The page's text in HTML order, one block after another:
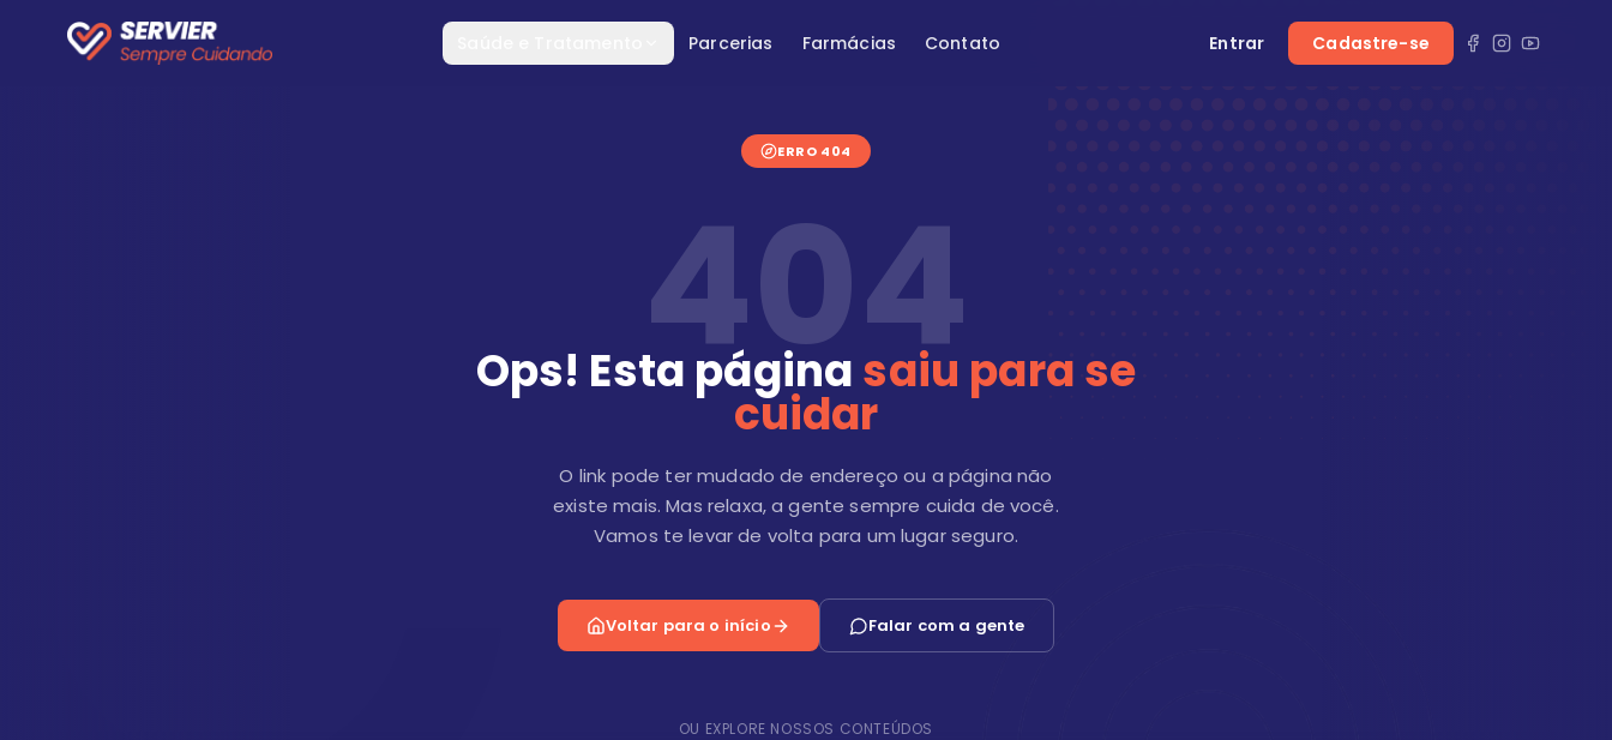
Parcerias Farmácias Contato Entrar Cadastre-se
ERRO 404
404
Ops! Esta páginasaiu para se
cuidar
O link pode ter mudado de endereço ou a página não
existe mais. Mas relaxa, a gente sempre cuida de você.
Vamos te levar de volta para um lugar seguro.
Voltar para o início Falar com a gente
OU EXPLORE NOSSOS CONTEÚDOS